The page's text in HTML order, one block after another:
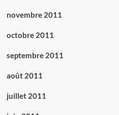
novembre 2011
octobre 2011
septembre 2011
août 2011
juillet 2011